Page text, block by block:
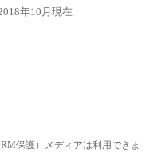
年10月現在
保護）メディアは利用できま